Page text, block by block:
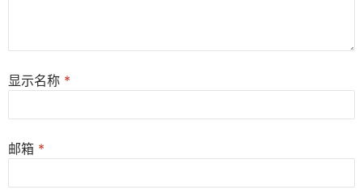
显示名称 *
邮箱 *